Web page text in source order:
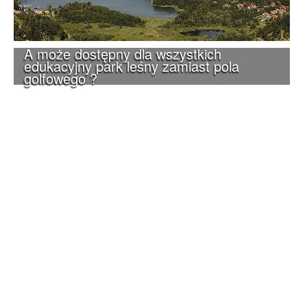
A może dostępny dla wszystkich
edukacyjny park leśny zamiast pola
golfowego ?